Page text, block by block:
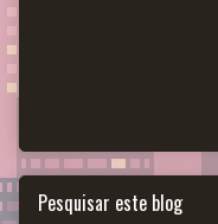
Pesquisar este blog